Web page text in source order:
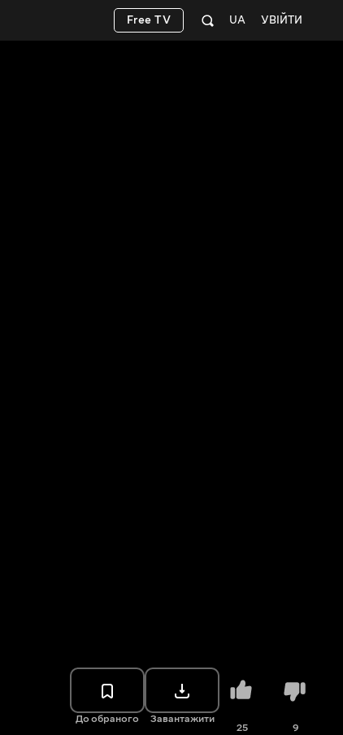
УВІЙТИ
UA
Free TV
До обраного Завантажити
25 9